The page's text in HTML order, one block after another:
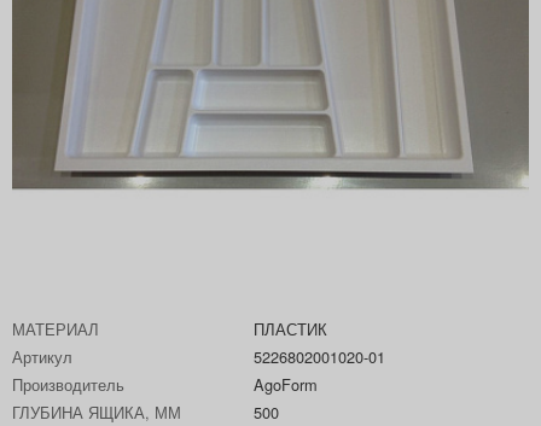
МАТЕРИАЛ
ПЛАСТИК
Артикул
5226802001020-01
Производитель
AgoForm
ГЛУБИНА ЯЩИКА, ММ
500